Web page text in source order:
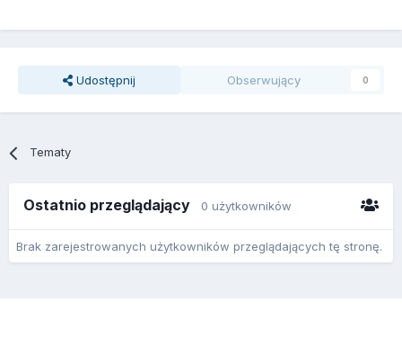
Udostępnij Obserwujący 0
Tematy
Ostatnio przeglądający 0 użytkowników
Brak zarejestrowanych użytkowników przeglądających tę stronę.